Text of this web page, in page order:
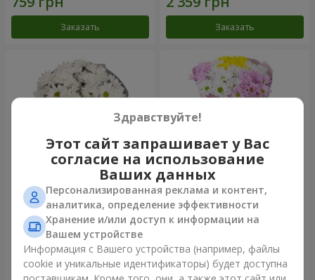
Заказать Заказать
Букет "Киото" из 5 белых
хризантем
999 грн
Заказать
Букет "Времена года"
Заказать
Здравствуйте!
Этот сайт запрашивает у Вас
согласие на использование
Ваших данных
Персонализированная реклама и контент,
аналитика, определение эффективности
Хранение и/или доступ к информации на
Вашем устройстве
Информация с Вашего устройства (например, файлы
cookie и уникальные идентификаторы) будет доступна